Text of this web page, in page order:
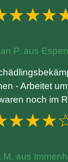
P. aus
- Arbeitet
noch im
M. aus